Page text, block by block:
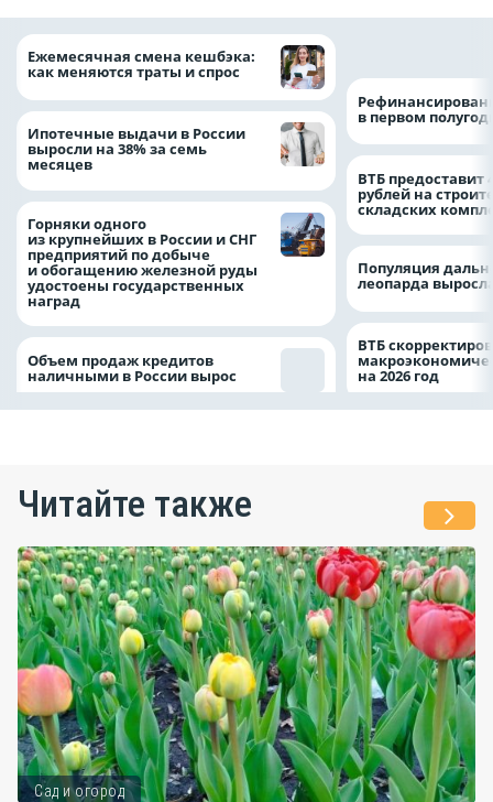
Ежемесячная смена кешбэка:
как меняются траты и спрос
Ипотечные выдачи в России
выросли на 38% за семь
месяцев
Горняки одного
из крупнейших в России и СНГ
предприятий по добыче
и обогащению железной руды
удостоены государственных
наград
Объем продаж кредитов
наличными в России вырос
в первом
ВТБ предоставит
рублей на
складских
Популяция
леопарда
ВТБ
на 2026 год
Читайте также
Сад и огород